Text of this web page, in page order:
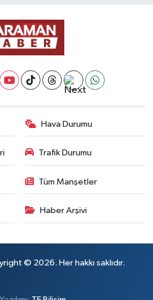
Hava Durumu
Trafik Durumu
Tüm Manşetler
Haber Arşivi
© 2026. Her hakkı saklıdır.